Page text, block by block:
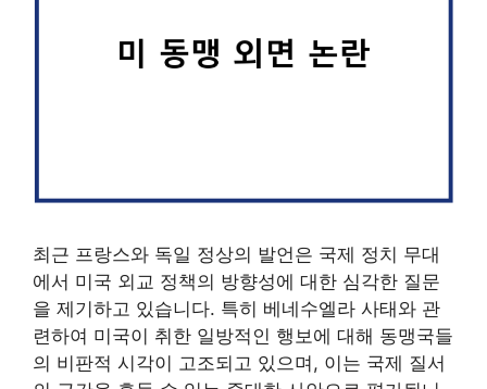
최근 프랑스와 독일 정상의 발언은 국제 정치 무대
에서 미국 외교 정책의 방향성에 대한 심각한 질문
을 제기하고 있습니다. 특히 베네수엘라 사태와 관
련하여 미국이 취한 일방적인 행보에 대해 동맹국들
의 비판적 시각이 고조되고 있으며, 이는 국제 질서